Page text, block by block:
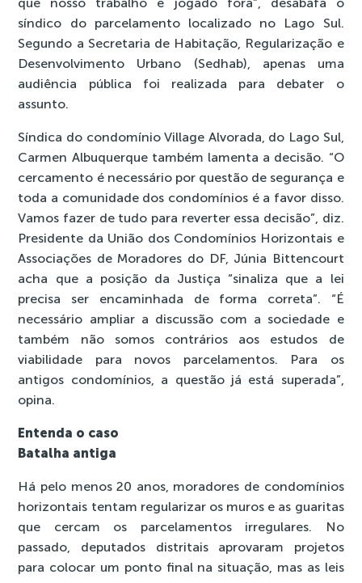
síndico do parcelamento localizado no Lago Sul.
Segundo a Secretaria de Habitação, Regularização e
Desenvolvimento Urbano (Sedhab), apenas uma
audiência pública foi realizada para debater o
assunto.
Síndica do condomínio Village Alvorada, do Lago Sul,
Carmen Albuquerque também lamenta a decisão. “O
cercamento é necessário por questão de segurança e
toda a comunidade dos condomínios é a favor disso.
Vamos fazer de tudo para reverter essa decisão”, diz.
Presidente da União dos Condomínios Horizontais e
Associações de Moradores do DF, Júnia Bittencourt
acha que a posição da Justiça “sinaliza que a lei
precisa ser encaminhada de forma correta”. “É
necessário ampliar a discussão com a sociedade e
também não somos contrários aos estudos de
viabilidade para novos parcelamentos. Para os
antigos condomínios, a questão já está superada”,
opina.
Entenda o caso
Batalha antiga
Há pelo menos 20 anos, moradores de condomínios
horizontais tentam regularizar os muros e as guaritas
que cercam os parcelamentos irregulares. No
passado, deputados distritais aprovaram projetos
para colocar um ponto final na situação, mas as leis